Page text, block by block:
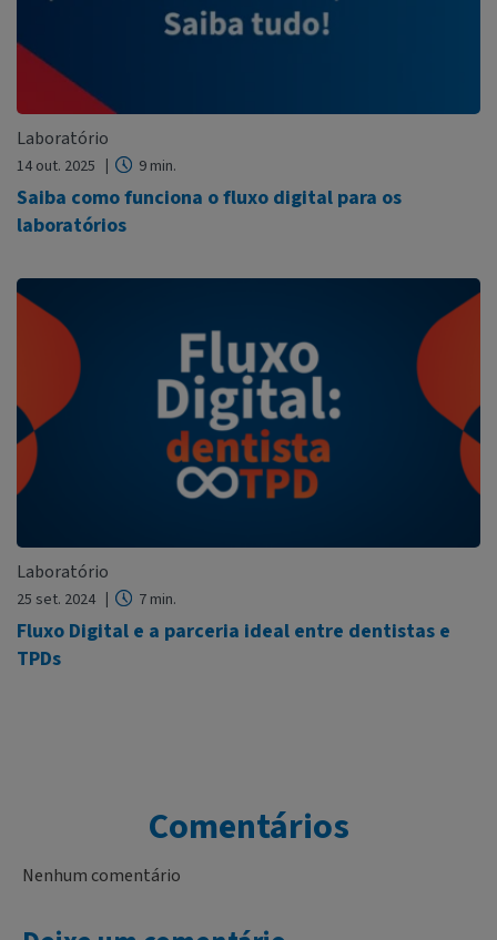
Laboratório
14 out. 2025 9 min.
Saiba como funciona o fluxo digital para os
laboratórios
Laboratório
25 set. 2024 7 min.
Fluxo Digital e a parceria ideal entre dentistas e
TPDs
Comentários
Nenhum comentário